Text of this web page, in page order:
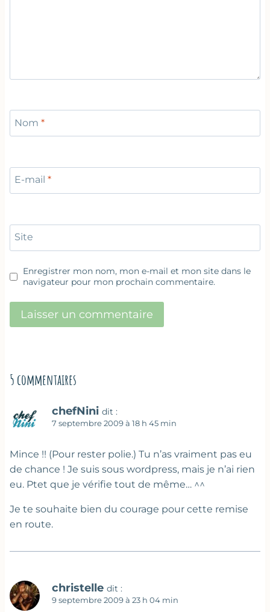
Nom *
E-mail *
Site
Enregistrer mon nom, mon e-mail et mon site dans le
navigateur pour mon prochain commentaire.
5 commentaires
chefNini dit :
7 septembre 2009 à 18 h 45 min
Mince !! (Pour rester polie.) Tu n’as vraiment pas eu
de chance ! Je suis sous wordpress, mais je n’ai rien
eu. Ptet que je vérifie tout de même… ^^
Je te souhaite bien du courage pour cette remise
en route.
christelle dit :
9 septembre 2009 à 23 h 04 min